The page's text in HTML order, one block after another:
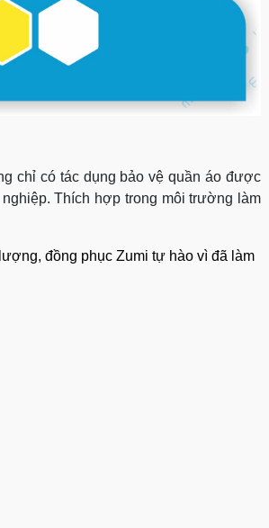
chỉ có tác dụng bảo vệ quần áo được
Thích hợp trong môi trường làm
đồng phục Zumi tự hào vì đã làm